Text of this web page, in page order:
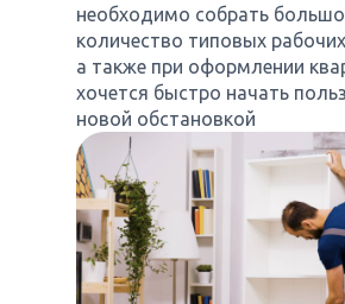
необходимо собрать
количество типовых
а также при оформлении
хочется быстро начать
новой обстановкой